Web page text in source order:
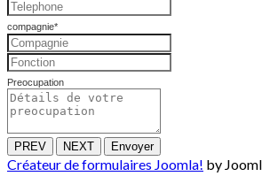
compagnie*
Preocupation
PREV NEXT Envoyer
Créateur de formulaires Joomla! by